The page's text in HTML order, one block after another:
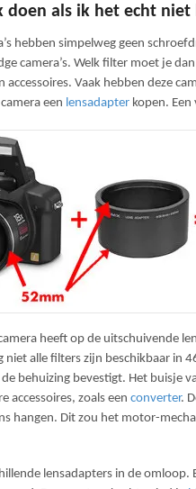
doen als ik het echt niet
hebben simpelweg geen
camera’s. Welk filter moet je
accessoires. Vaak hebben deze
een lensadapter kopen.
heeft op de uitschuivende
niet alle filters zijn beschikbaar in
behuizing bevestigt. Het buisje
accessoires, zoals een converter.
hangen. Dit zou het motor-
lensadapters in de